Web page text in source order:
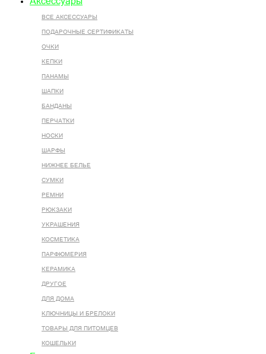
ВСЕ AКСЕССУАРЫ
ПОДАРОЧНЫЕ СЕРТИФИКАТЫ
ОЧКИ
КЕПКИ
ПАНАМЫ
ШАПКИ
БАНДАНЫ
ПЕРЧАТКИ
НОСКИ
ШАРФЫ
НИЖНЕЕ БЕЛЬЕ
СУМКИ
РЕМНИ
РЮКЗАКИ
УКРАШЕНИЯ
КОСМЕТИКА
ПАРФЮМЕРИЯ
КЕРАМИКА
ДРУГОЕ
ДЛЯ ДОМА
КЛЮЧНИЦЫ И БРЕЛОКИ
ТОВАРЫ ДЛЯ ПИТОМЦЕВ
КОШЕЛЬКИ